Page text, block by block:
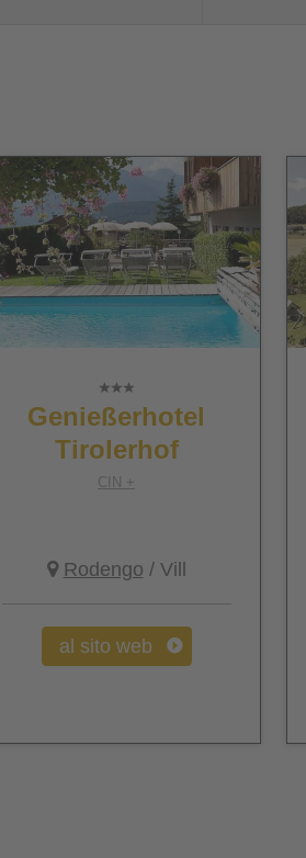
Genießerhotel
Tirolerhof
CIN +
Rodengo / Vill
al sito web